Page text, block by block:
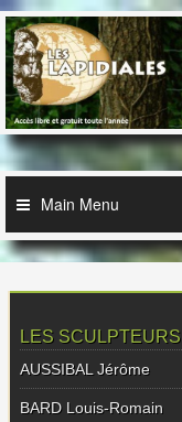
Skip
to
content
Main Menu
LES SCULPTEURS
AUSSIBAL Jérôme
BARD Louis-Romain